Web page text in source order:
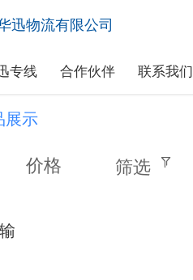
迅物流有限公司
专线 合作伙伴 联系我们
展示
价格 筛选